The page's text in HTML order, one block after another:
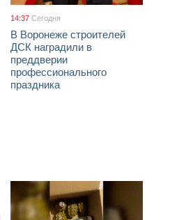
14:37 Сегодня
В Воронеже строителей
ДСК наградили в
преддверии
профессионального
праздника